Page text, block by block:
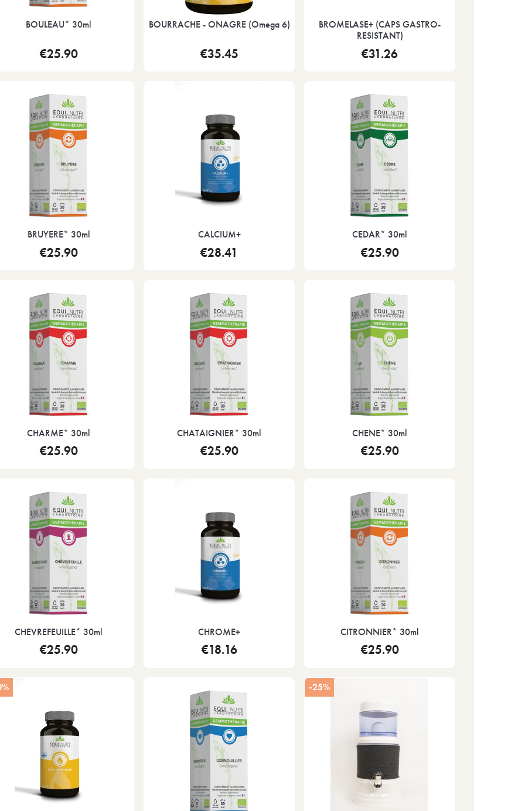
BOULEAU* 30ml
€25.90
BOURRACHE - ONAGRE (Omega 6)
€35.45
BROMELASE+ (CAPS GASTRO-
RESISTANT)
€31.26
BRUYERE* 30ml
€25.90
CALCIUM+
€28.41
CEDAR* 30ml
€25.90
CHARME* 30ml
€25.90
CHATAIGNIER* 30ml
€25.90
CHENE* 30ml
€25.90
CHEVREFEUILLE* 30ml
€25.90
CHROME+
€18.16
CITRONNIER* 30ml
€25.90
-25%